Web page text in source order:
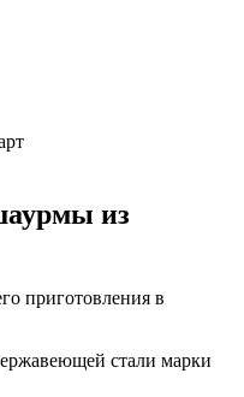
из
приготовления в
стали марки